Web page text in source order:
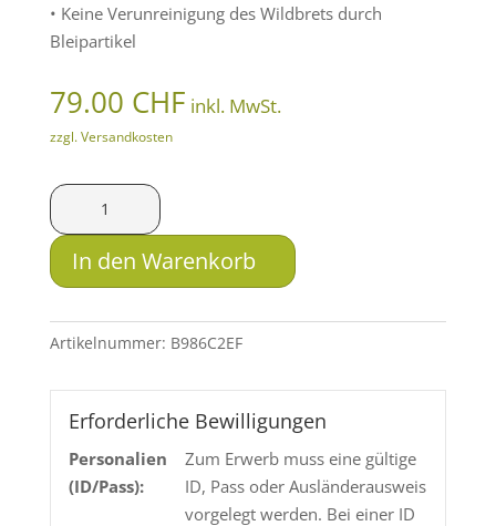
• Keine Verunreinigung des Wildbrets durch
Bleipartikel
79.00 CHF inkl. MwSt.
zzgl. Versandkosten
LFB
Solid
.375
H&H
SM
HP
17.5g
In den Warenkorb
Artikelnummer: B986C2EF
Erforderliche Bewilligungen
Personalien
(ID/Pass):
Zum Erwerb muss eine gültige
ID, Pass oder Ausländerausweis
vorgelegt werden. Bei einer ID